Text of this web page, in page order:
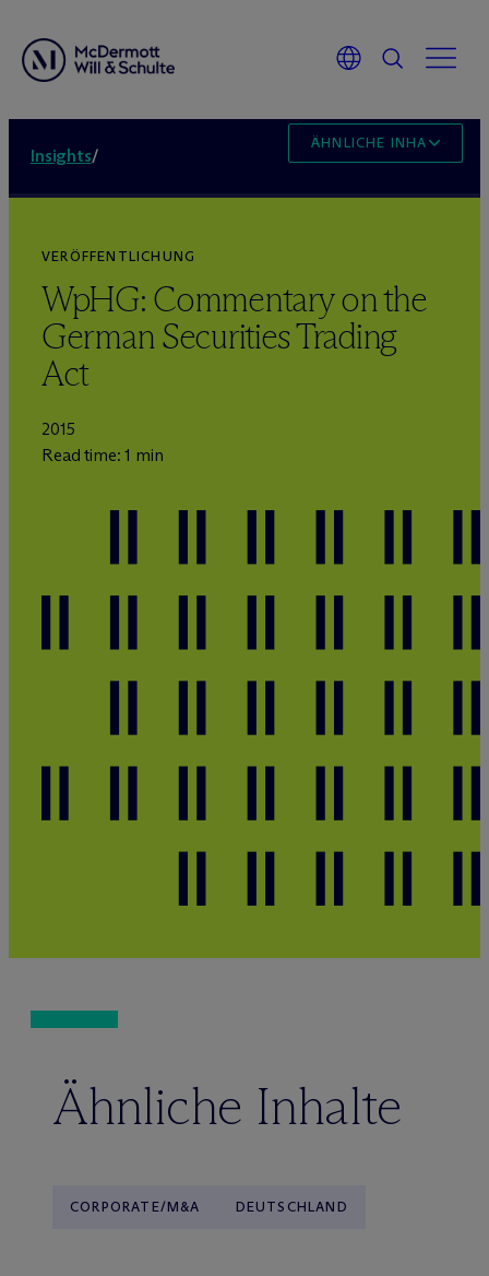
Insights/
ÄHNLICHE INHALTE
VERÖFFENTLICHUNG
WpHG: Commentary on the
German Securities Trading
Act
2015
Read time: 1 min
Ähnliche Inhalte
CORPORATE/M&A DEUTSCHLAND